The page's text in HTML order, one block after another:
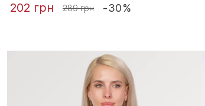
202 грн 289 грн -30%